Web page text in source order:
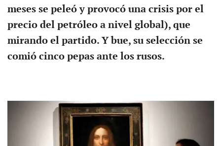
meses se peleó y provocó una crisis por el
precio del petróleo a nivel global), que
mirando el partido. Y bue, su selección se
comió cinco pepas ante los rusos.